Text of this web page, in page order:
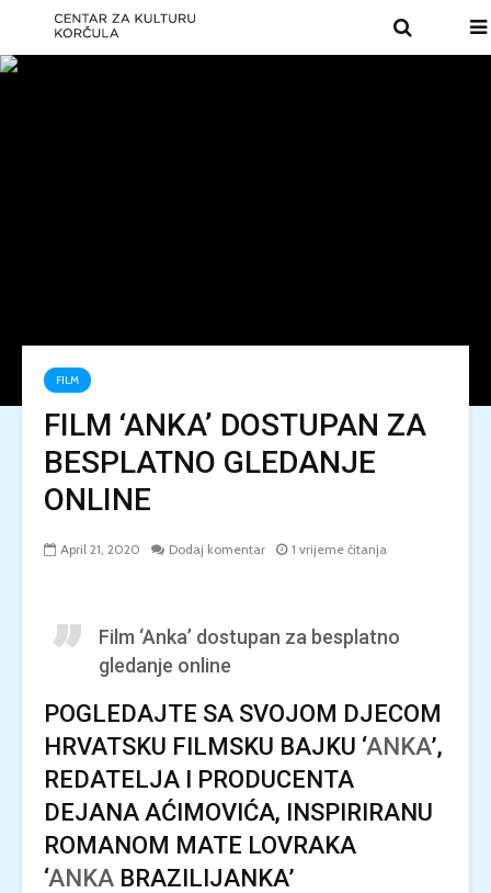
FILM
FILM ‘ANKA’ DOSTUPAN ZA
BESPLATNO GLEDANJE
ONLINE
April 21, 2020 Dodaj komentar 1 vrijeme čitanja
Film ‘Anka’ dostupan za besplatno
gledanje online
POGLEDAJTE SA SVOJOM DJECOM
HRVATSKU FILMSKU BAJKU ‘ANKA’,
REDATELJA I PRODUCENTA
DEJANA AĆIMOVIĆA, INSPIRIRANU
ROMANOM MATE LOVRAKA
‘ANKA BRAZILIJANKA’